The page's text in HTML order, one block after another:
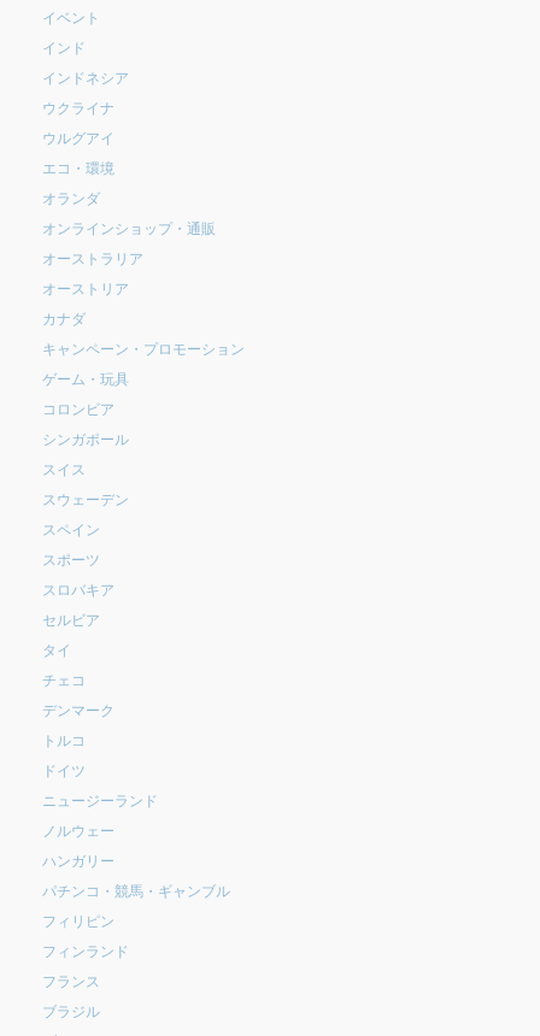
イベント
インド
インドネシア
ウクライナ
ウルグアイ
エコ・環境
オランダ
オンラインショップ・通販
オーストラリア
オーストリア
カナダ
キャンペーン・プロモーション
ゲーム・玩具
コロンビア
シンガポール
スイス
スウェーデン
スペイン
スポーツ
スロバキア
セルビア
タイ
チェコ
デンマーク
トルコ
ドイツ
ニュージーランド
ノルウェー
ハンガリー
パチンコ・競馬・ギャンブル
フィリピン
フィンランド
フランス
ブラジル